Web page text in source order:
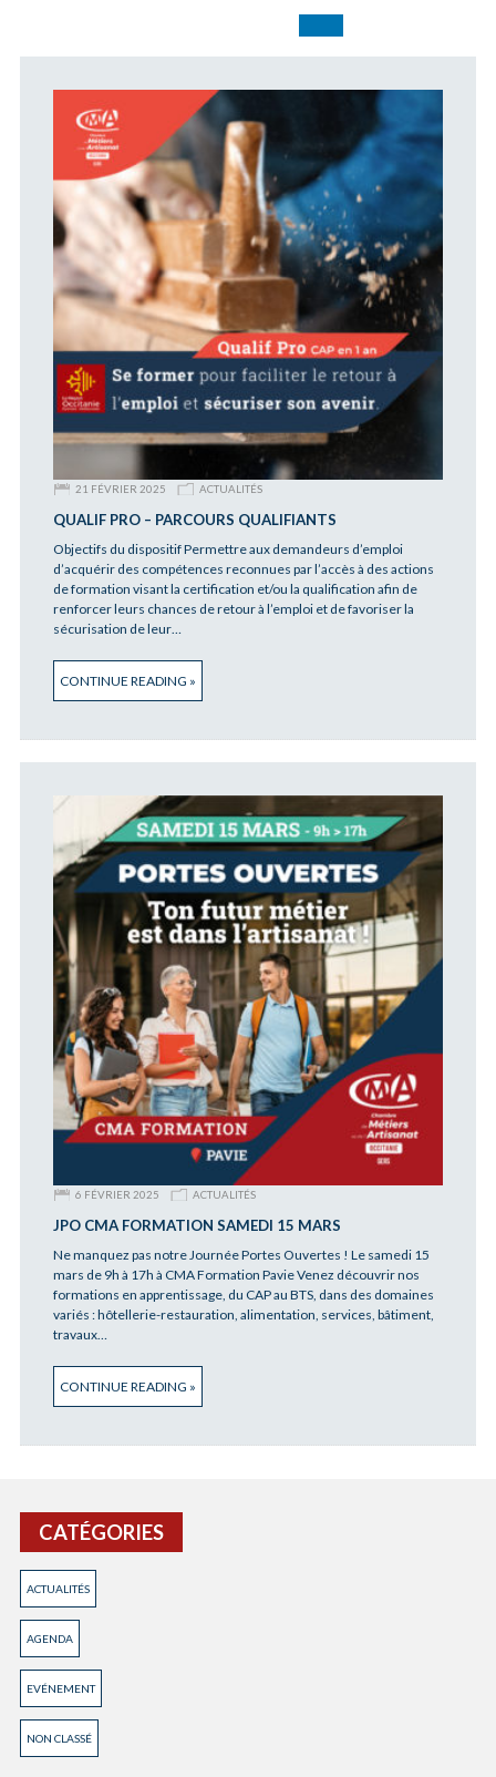
21 FÉVRIER 2025 ACTUALITÉS
QUALIF PRO – PARCOURS QUALIFIANTS
Objectifs du dispositif Permettre aux demandeurs d’emploi
d’acquérir des compétences reconnues par l’accès à des actions
de formation visant la certification et/ou la qualification afin de
renforcer leurs chances de retour à l’emploi et de favoriser la
sécurisation de leur…
CONTINUE READING »
6 FÉVRIER 2025 ACTUALITÉS
JPO CMA FORMATION SAMEDI 15 MARS
Ne manquez pas notre Journée Portes Ouvertes ! Le samedi 15
mars de 9h à 17h à CMA Formation Pavie Venez découvrir nos
formations en apprentissage, du CAP au BTS, dans des domaines
variés : hôtellerie-restauration, alimentation, services, bâtiment,
travaux…
CONTINUE READING »
CATÉGORIES
ACTUALITÉS
AGENDA
EVÉNEMENT
NON CLASSÉ